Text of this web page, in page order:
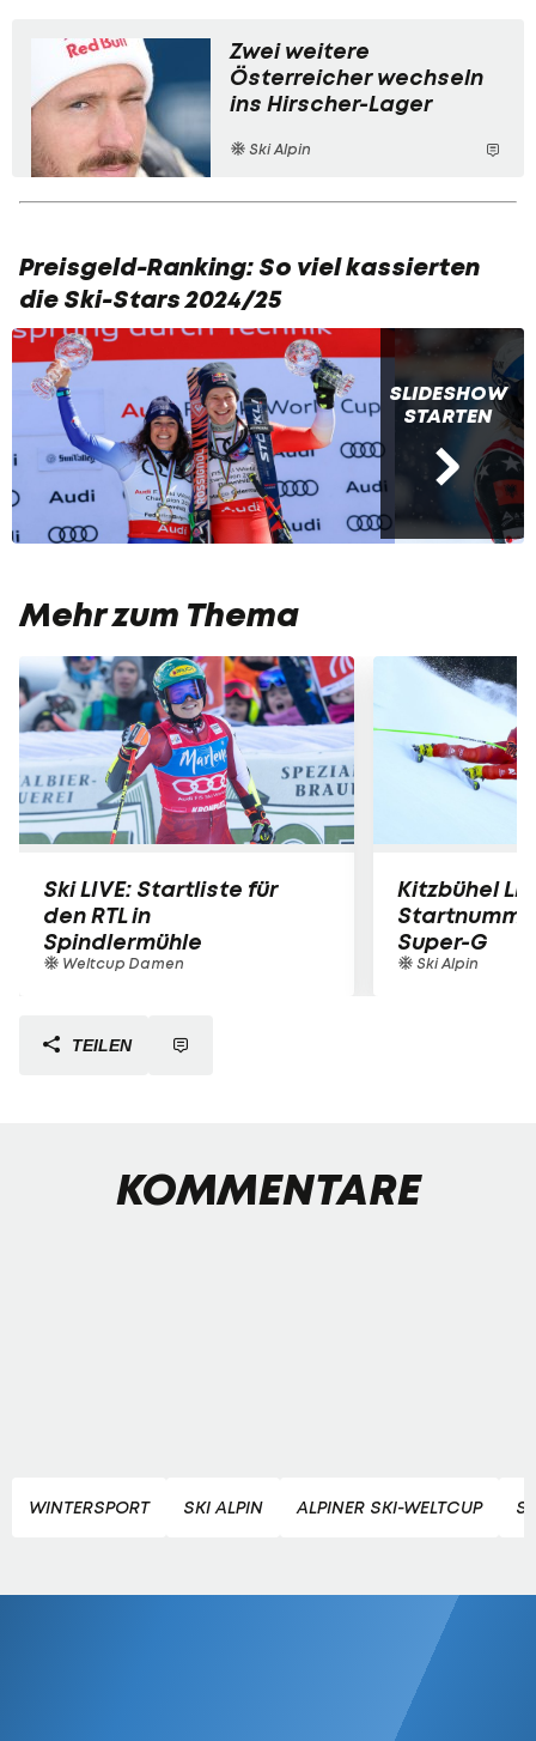
Zwei weitere
Österreicher wechseln
ins Hirscher-Lager
Ski Alpin
Preisgeld-Ranking: So viel kassierten
die Ski-Stars 2024/25
SLIDESHOW
STARTEN
Mehr zum Thema
Ski LIVE: Startliste für
den RTL in
Spindlermühle
Weltcup Damen
Kitzbühel
Super-G
Ski Alpin
TEILEN
KOMMENTARE
WINTERSPORT SKI ALPIN ALPINER SKI-WELTCUP